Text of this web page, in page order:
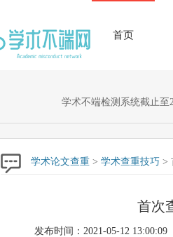
首页
学术不端检测系统截止至
学术论文查重 > 学术查重技巧 >
首次
发布时间：2021-05-12 13:00:09